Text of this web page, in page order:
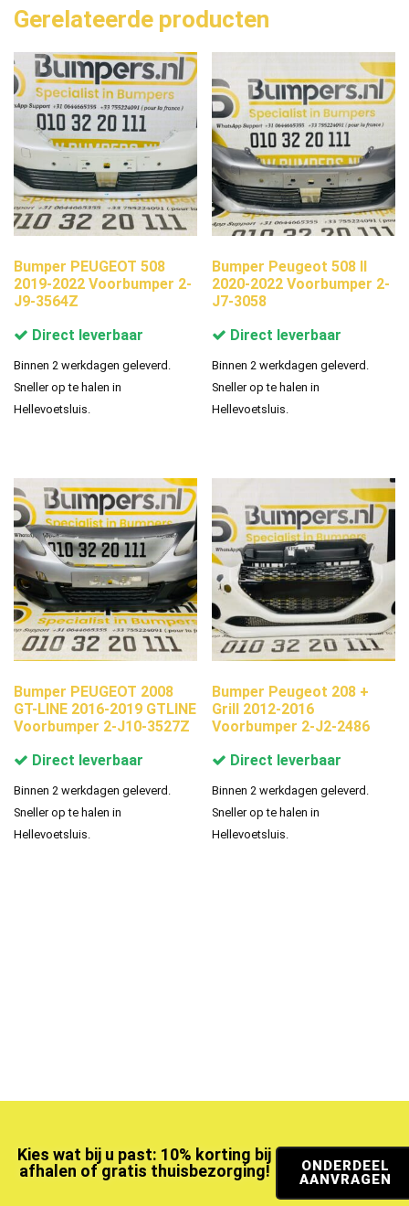
Gerelateerde producten
Bumper PEUGEOT 508
2019-2022 Voorbumper 2-
J9-3564Z
Direct leverbaar
Binnen 2 werkdagen geleverd.
Sneller op te halen in
Hellevoetsluis.
Bumper Peugeot 508 II
2020-2022 Voorbumper 2-
J7-3058
Direct leverbaar
Binnen 2 werkdagen geleverd.
Sneller op te halen in
Hellevoetsluis.
Bumper PEUGEOT 2008
GT-LINE 2016-2019 GTLINE
Voorbumper 2-J10-3527Z
Direct leverbaar
Binnen 2 werkdagen geleverd.
Sneller op te halen in
Hellevoetsluis.
Bumper Peugeot 208 +
Grill 2012-2016
Voorbumper 2-J2-2486
Direct leverbaar
Binnen 2 werkdagen geleverd.
Sneller op te halen in
Hellevoetsluis.
Kies wat bij u past: 10% korting bij
afhalen of gratis thuisbezorging!
ONDERDEEL
AANVRAGEN